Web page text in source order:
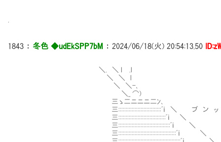
1843 ： 冬色 ◆udEkSPP7bM ： 2024/06/18(火) 20:54:13.50
＼. ＼ l .l
＼ ＼ l
＼ ＼-､
＼_ ⌒)
三ゝ二ニニニ二ﾝ､
三:::::::::::::::::::::::::::::ﾞｉ ＼ ブ ン ッ
三::::::::::::::::::::::::::::::::ﾞｉ ＼
三:::::::::::::::::::::::::::::::::::ﾞｉ ＼
三:::::::::::::::::::::::::::::::::::::::ﾞｉ ＼